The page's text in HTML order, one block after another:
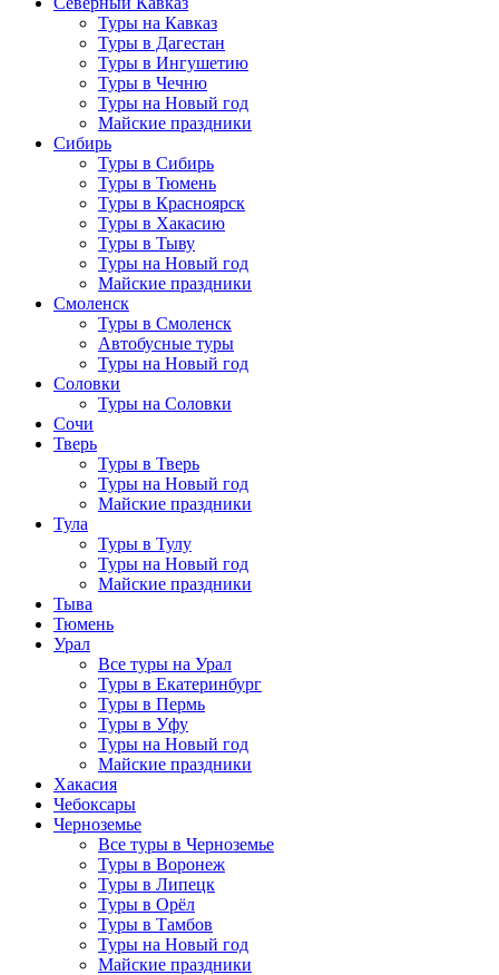
Туры на Кавказ
Туры в Дагестан
Туры в Ингушетию
Туры в Чечню
Туры на Новый год
Майские праздники
Сибирь
Туры в Сибирь
Туры в Тюмень
Туры в Красноярск
Туры в Хакасию
Туры в Тыву
Туры на Новый год
Майские праздники
Смоленск
Туры в Смоленск
Автобусные туры
Туры на Новый год
Соловки
Туры на Соловки
Сочи
Тверь
Туры в Тверь
Туры на Новый год
Майские праздники
Тула
Туры в Тулу
Туры на Новый год
Майские праздники
Тыва
Тюмень
Урал
Все туры на Урал
Туры в Екатеринбург
Туры в Пермь
Туры в Уфу
Туры на Новый год
Майские праздники
Хакасия
Чебоксары
Черноземье
Все туры в Черноземье
Туры в Воронеж
Туры в Липецк
Туры в Орёл
Туры в Тамбов
Туры на Новый год
Майские праздники